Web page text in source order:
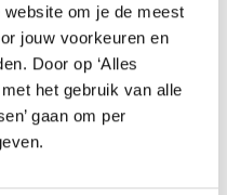
om je de meest
jouw voorkeuren en
Door op ‘Alles
het gebruik van alle
gaan om per
veel meer zijn gaan
in de
en adviseerden we
of aanbieders van
veel meer oog voor de
die in deze stad